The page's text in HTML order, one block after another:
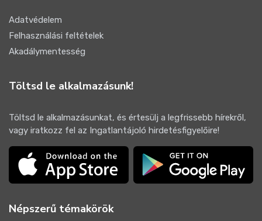
Adatvédelem
Felhasználási feltételek
Akadálymentesség
Töltsd le alkalmazásunk!
Töltsd le alkalmazásunkat, és értesülj a legfrissebb hírekről,
vagy iratkozz fel az Ingatlantájoló hirdetésfigyelőire!
Népszerű témakörök